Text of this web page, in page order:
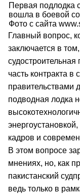
Первая подлодка
вошла в боевой
Фото c сайта
Главный вопрос,
заключается в
часть контракта в
правительствами
подводная лодка
кадров и
В этом вопросе
мнениях, но, как
пакистанский
ведь только в